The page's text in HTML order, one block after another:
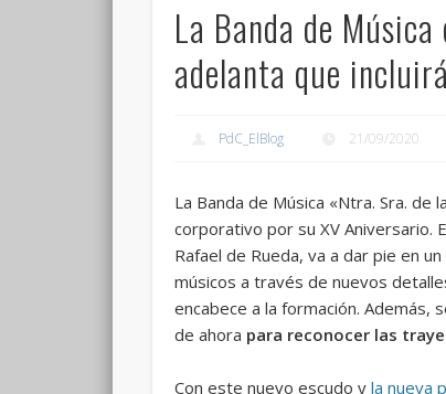
La Banda de
adelanta que
PdC_ElBlog 21/09/2020
La Banda de Música «Ntra. Sra.
corporativo por su XV Aniversario.
Rafael de Rueda, va a dar pie en
músicos a través de nuevos
encabece a la formación. Además,
de ahora para reconocer las
Con este nuevo escudo yla nueva